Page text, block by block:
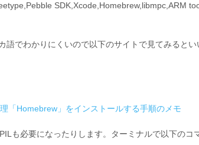
SDK,Xcode,Homebrew,libmpc,ARM
語でわかりにくいので以下のサイトで見てみるとい
「Homebrew」をインストールする手順のメモ
も必要になったりします。ターミナルで以下のコ